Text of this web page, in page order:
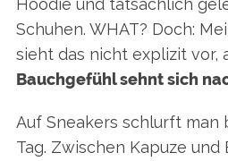
Hoodie und tatsächlich
Schuhen. WHAT? Doch:
sieht das nicht explizit vor,
Bauchgefühl sehnt sich
Auf Sneakers schlurft man
Tag. Zwischen Kapuze